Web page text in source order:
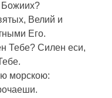
Божиих?
Велий и
Его.
Тебе? Силен еси,
морскою: